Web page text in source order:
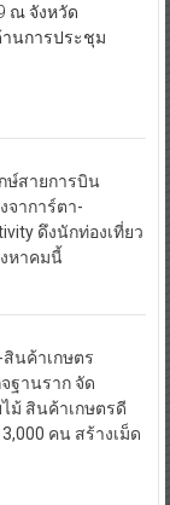
ณ จังหวัด
นการประชุม
ษ์สายการบิน
จาการ์ตา-
ดึงนักท่องเที่ยว
หาคมนี้
นค้าเกษตร
ฐานราก จัด
ม้ สินค้าเกษตรดี
คน สร้างเม็ด